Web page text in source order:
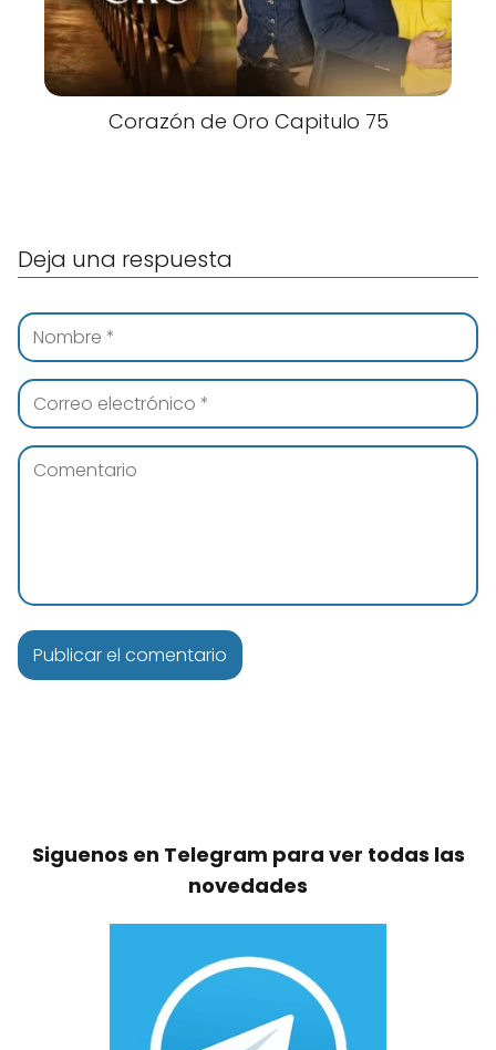
Corazón de Oro Capitulo 75
Deja una respuesta
Siguenos en Telegram para ver todas las
novedades